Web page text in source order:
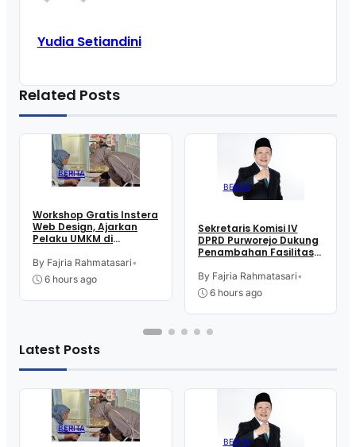
Yudia Setiandini
Related Posts
BERITA
Workshop Gratis Instera
Web Design, Ajarkan
Pelaku UMKM di
Teknologi Digital buat
Jualan
By Fajria Rahmatasari•
6 hours ago
BERITA
Sekretaris Komisi IV
DPRD Purworejo Dukung
Penambahan Fasilitas
Tjitrowardojo
By Fajria Rahmatasari•
6 hours ago
Latest Posts
BERITA
BERITA